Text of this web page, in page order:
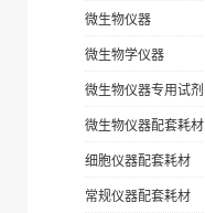
微生物仪器
微生物学仪器
微生物仪器专用试剂
微生物仪器配套耗材
细胞仪器配套耗材
常规仪器配套耗材